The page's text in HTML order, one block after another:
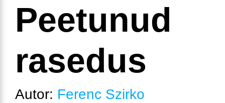
Peetunud
rasedus
Autor: Ferenc Szirko